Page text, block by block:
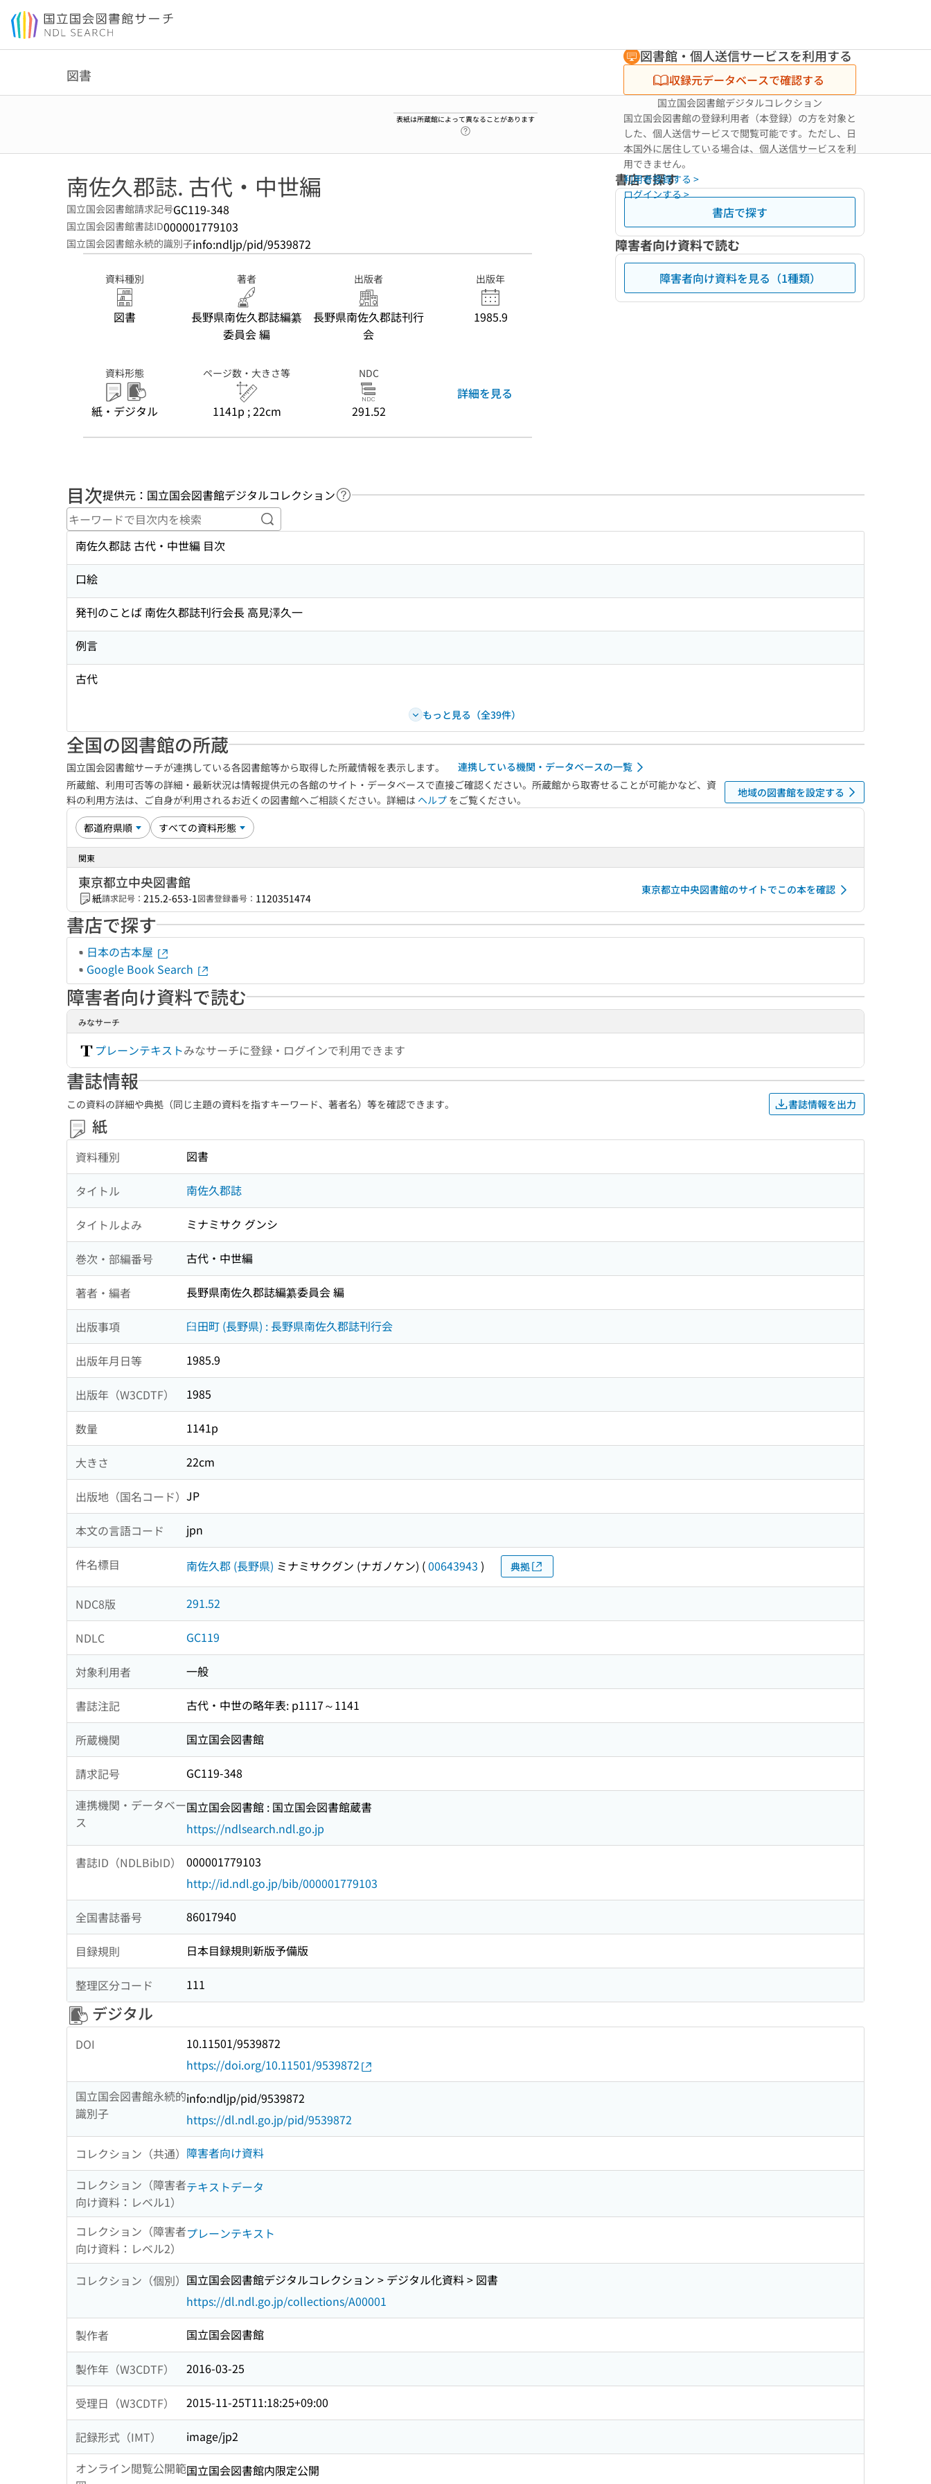
本文へ移動
図書
表紙は所蔵館によって異なることがあります
図書館・個人送信サービスを利用する
収録元データベースで確認する
国立国会図書館デジタルコレクション
国立国会図書館の登録利用者（本登録）の方を対象と
した、個人送信サービスで閲覧可能です。ただし、日
本国外に居住している場合は、個人送信サービスを利
用できません。
利用者登録する >
ログインする >
南佐久郡誌. 古代・中世編
国立国会図書館請求記号GC119-348
国立国会図書館書誌ID000001779103
国立国会図書館永続的識別子info:ndljp/pid/9539872
資料種別
図書
著者
長野県南佐久郡誌編纂
委員会 編
出版者
長野県南佐久郡誌刊行
会
出版年
1985.9
資料形態
紙・デジタル
ページ数・大きさ等
1141p ; 22cm
NDC
291.52
詳細を見る
書店で探す
書店で探す
障害者向け資料で読む
障害者向け資料を見る（1種類）
目次提供元：国立国会図書館デジタルコレクション ヘルプページへのリンク
キーワードで目次内を検索
南佐久郡誌 古代・中世編 目次
口絵
発刊のことば 南佐久郡誌刊行会長 高見澤久一
例言
古代
もっと見る（全39件）
全国の図書館の所蔵
国立国会図書館サーチが連携している各図書館等から取得した所蔵情報を表示します。
連携している機関・データベースの一覧
所蔵館、利用可否等の詳細・最新状況は情報提供元の各館のサイト・データベースで直接ご確認ください。所蔵館から取寄せることが可能かなど、資
料の利用方法は、ご自身が利用されるお近くの図書館へご相談ください。詳細は ヘルプ をご覧ください。
地域の図書館を設定する
関東
東京都立中央図書館
紙請求記号： 215.2-653-1図書登録番号： 1120351474
東京都立中央図書館のサイトでこの本を確認
書店で探す
日本の古本屋
Google Book Search
障害者向け資料で読む
みなサーチ
プレーンテキストみなサーチに登録・ログインで利用できます
書誌情報
この資料の詳細や典拠（同じ主題の資料を指すキーワード、著者名）等を確認できます。 書誌情報を出力
紙
資料種別 図書
タイトル 南佐久郡誌
タイトルよみ ミナミサク グンシ
巻次・部編番号 古代・中世編
著者・編者 長野県南佐久郡誌編纂委員会 編
出版事項 臼田町 (長野県) : 長野県南佐久郡誌刊行会
出版年月日等 1985.9
出版年（W3CDTF） 1985
数量 1141p
大きさ 22cm
出版地（国名コード） JP
本文の言語コード jpn
件名標目 南佐久郡 (長野県) ミナミサクグン (ナガノケン) (00643943 ) 典拠
NDC8版 291.52
NDLC GC119
対象利用者 一般
書誌注記 古代・中世の略年表: p1117～1141
所蔵機関 国立国会図書館
請求記号
GC119-348
連携機関・データベー
ス
国立国会図書館 : 国立国会図書館蔵書
https://ndlsearch.ndl.go.jp
書誌ID（NDLBibID）
000001779103
http://id.ndl.go.jp/bib/000001779103
全国書誌番号 86017940
目録規則 日本目録規則新版予備版
整理区分コード 111
デジタル
DOI
10.11501/9539872
https://doi.org/10.11501/9539872
国立国会図書館永続的
識別子
info:ndljp/pid/9539872
https://dl.ndl.go.jp/pid/9539872
コレクション（共通） 障害者向け資料
コレクション（障害者
向け資料：レベル1）
テキストデータ
コレクション（障害者
向け資料：レベル2）
プレーンテキスト
コレクション（個別） 国立国会図書館デジタルコレクション > デジタル化資料 > 図書
https://dl.ndl.go.jp/collections/A00001
製作者 国立国会図書館
製作年（W3CDTF） 2016-03-25
受理日（W3CDTF） 2015-11-25T11:18:25+09:00
記録形式（IMT）
image/jp2
オンライン閲覧公開範国立国会図書館内限定公開